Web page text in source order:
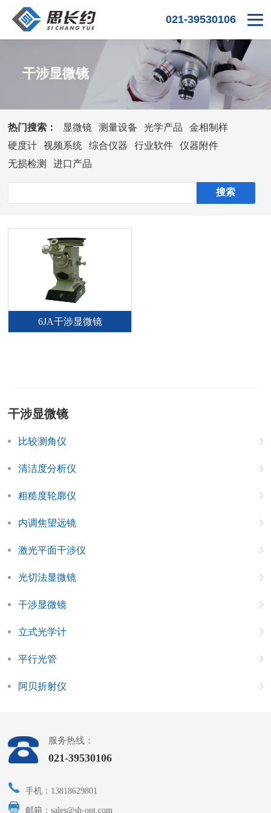
021-39530106
干涉显微镜
热门搜索： 显微镜 测量设备 光学产品
金相制样
硬度计
视频系统 综合仪器 行业软件
仪器附件
无损检测
进口产品
6JA干涉显微镜
干涉显微镜
比较测角仪
清洁度分析仪
粗糙度轮廓仪
内调焦望远镜
激光平面干涉仪
光切法显微镜
干涉显微镜
立式光学计
平行光管
阿贝折射仪
服务热线：
021-39530106
手机：13818629801
邮箱：sales@sh-opt.com